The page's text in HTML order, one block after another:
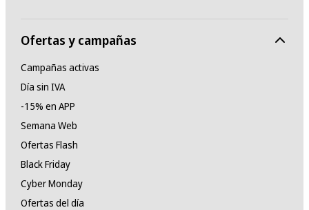
Ofertas y campañas
Campañas activas
Día sin IVA
-15% en APP
Semana Web
Ofertas Flash
Black Friday
Cyber Monday
Ofertas del día